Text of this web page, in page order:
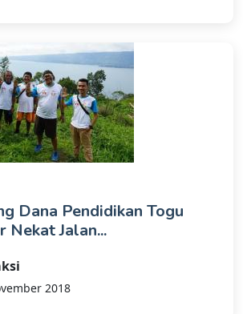
Dana Pendidikan Togu
Nekat Jalan...
2018